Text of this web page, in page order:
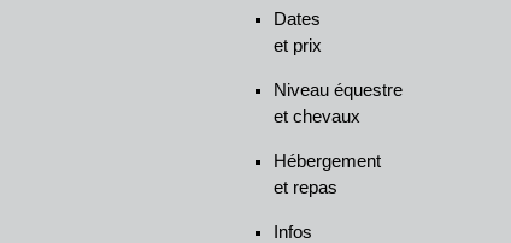
Dates
et prix
Niveau équestre
et chevaux
Hébergement
et repas
Infos